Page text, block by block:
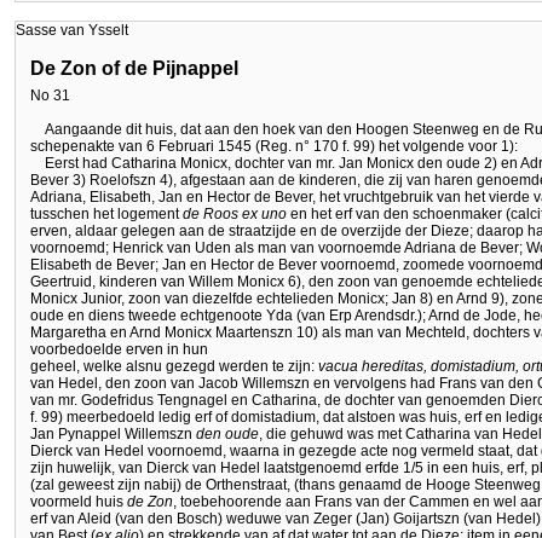
Sasse van Ysselt
De Zon of de Pijnappel
No 31
Aangaande dit huis, dat aan den hoek van den Hoogen Steenweg en de
schepenakte van 6 Februari 1545 (Reg. n° 170 f. 99) het volgende voor 1):
Eerst had Catharina Monicx, dochter van mr. Jan Monicx den oude 2) en
Bever 3) Roelofszn 4), afgestaan aan de kinderen, die zij van haren
Adriana, Elisabeth, Jan en Hector de Bever, het vruchtgebruik van het vierde
tusschen het logementde Roos ex uno en het erf van den schoenmaker
erven, aldaar gelegen aan de straatzijde en de overzijde der Dieze; daarop
voornoemd; Henrick van Uden als man van voornoemde Adriana de Bever;
Elisabeth de Bever; Jan en Hector de Bever voornoemd, zoomede
Geertruid, kinderen van Willem Monicx 6), den zoon van genoemde
Monicx Junior, zoon van diezelfde echtelieden Monicx; Jan 8) en Arnd 9),
oude en diens tweede echtgenoote Yda (van Erp Arendsdr.); Arnd de Jode,
Margaretha en Arnd Monicx Maartenszn 10) als man van Mechteld, dochters
voorbedoelde erven in hun
geheel, welke alsnu gezegd werden te zijn: vacua hereditas, domistadium,
van Hedel, den zoon van Jacob Willemszn en vervolgens had Frans van den
van mr. Godefridus Tengnagel en Catharina, de dochter van genoemden
f. 99) meerbedoeld ledig erf of domistadium, dat alstoen was huis, erf en
Jan Pynappel Willemszn den oude, die gehuwd was met Catharina van
Dierck van Hedel voornoemd, waarna in gezegde acte nog vermeld staat,
zijn huwelijk, van Dierck van Hedel laatstgenoemd erfde 1/5 in een huis, erf,
(zal geweest zijn nabij) de Orthenstraat, (thans genaamd de Hooge
voormeld huis de Zon, toebehoorende aan Frans van der Cammen en wel
erf van Aleid (van den Bosch) weduwe van Zeger (Jan) Goijartszn (van